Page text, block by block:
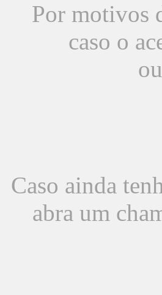
Por motivos
caso o
Caso ainda
abra um